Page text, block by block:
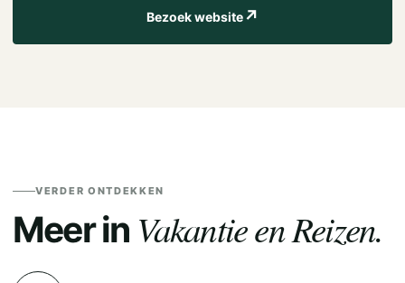
Bezoek website↗
VERDER ONTDEKKEN
Meer in Vakantie en Reizen.